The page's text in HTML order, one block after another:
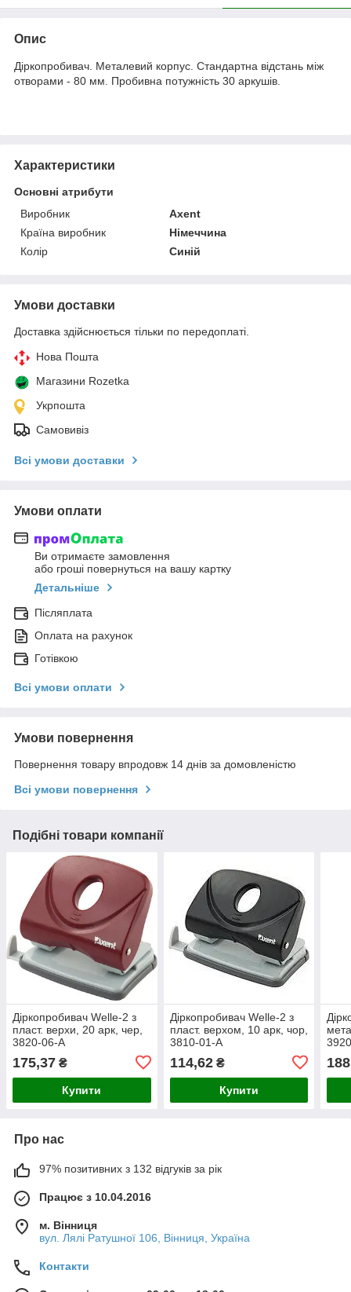
Опис
Діркопробивач. Металевий корпус. Стандартна відстань між
отворами - 80 мм. Пробивна потужність 30 аркушів.
Характеристики
Основні атрибути
Виробник
Axent
Країна виробник
Німеччина
Колір
Синій
Умови доставки
Доставка здійснюється тільки по передоплаті.
Нова Пошта
Магазини Rozetka
Укрпошта
Самовивіз
Всі умови доставки
Умови оплати
Ви отримаєте замовлення
або гроші повернуться на вашу картку
Детальніше
Післяплата
Оплата на рахунок
Готівкою
Всі умови оплати
Умови повернення
Повернення товару впродовж 14 днів за домовленістю
Всі умови повернення
Подібні товари компанії
Діркопробивач Welle-2 з
пласт. верхи, 20 арк, чер,
3820-06-A
175,37 ₴
Купити
Діркопробивач Welle-2 з
пласт. верхом, 10 арк, чор,
3810-01-A
114,62₴
Купити
Про нас
97% позитивних з 132 відгуків за рік
Працює з 10.04.2016
м. Вінниця
вул. Лялі Ратушної 106, Вінниця, Україна
Контакти